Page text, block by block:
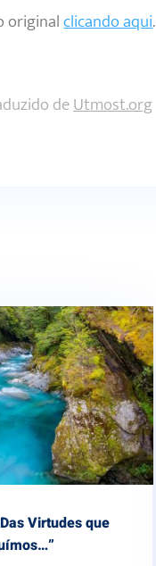
originalclicando aqui.
deUtmost.org
Virtudes que